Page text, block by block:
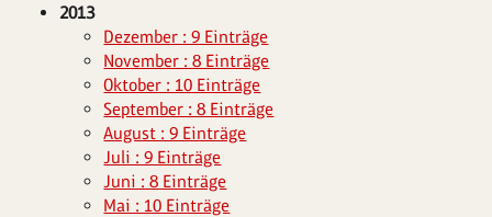
2013
Dezember : 9 Einträge
November : 8 Einträge
Oktober : 10 Einträge
September : 8 Einträge
August : 9 Einträge
Juli : 9 Einträge
Juni : 8 Einträge
Mai : 10 Einträge